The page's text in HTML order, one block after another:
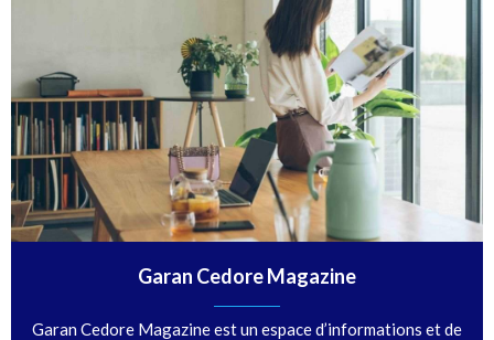
Garan Cedore Magazine
Garan Cedore Magazine est un espace d’informations et de